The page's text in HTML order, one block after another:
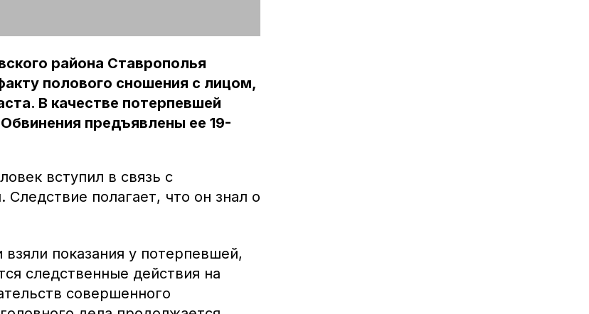
района Ставрополья
полового сношения с лицом,
В качестве потерпевшей
предъявлены ее 19-
вступил в связь с
полагает, что он знал о
показания у потерпевшей,
следственные действия на
совершенного